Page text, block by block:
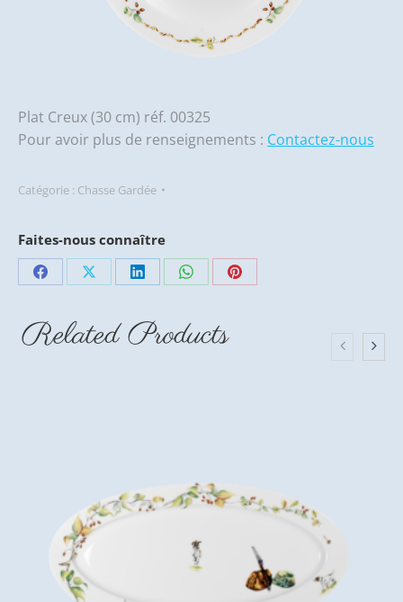
Plat Creux (30 cm) réf. 00325
Pour avoir plus de renseignements : Contactez-nous
Catégorie : Chasse Gardée
Faites-nous connaître
Partager
Facebook
Partager
X
Partager
LinkedIn
Partager
WhatsApp
Partager
Related Products